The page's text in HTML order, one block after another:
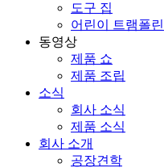
도구 집
어린이 트램폴린
동영상
제품 쇼
제품 조립
소식
회사 소식
제품 소식
회사 소개
공장견학